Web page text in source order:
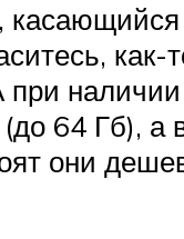
64 Гб), а
они